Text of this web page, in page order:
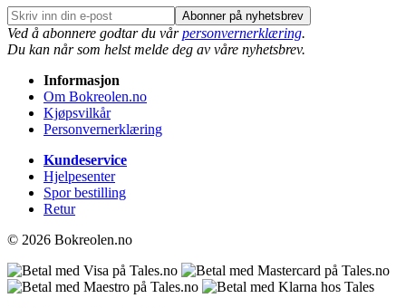
Abonner på nyhetsbrev
Ved å abonnere godtar du vårpersonvernerklæring.
Du kan når som helst melde deg av våre nyhetsbrev.
Informasjon
Om Bokreolen.no
Kjøpsvilkår
Personvernerklæring
Kundeservice
Hjelpesenter
Spor bestilling
Retur
© 2026 Bokreolen.no